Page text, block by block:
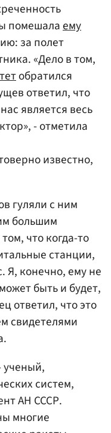
помешалаему
за полет
«Дело в том,
обратился
ответил, что
является весь
- отметила
известно,
гуляли с ним
большим
что когда-то
станции,
Я, конечно, ему не
быть и будет,
ответил, что это
свидетелями
ученый,
систем,
АН СССР.
многие